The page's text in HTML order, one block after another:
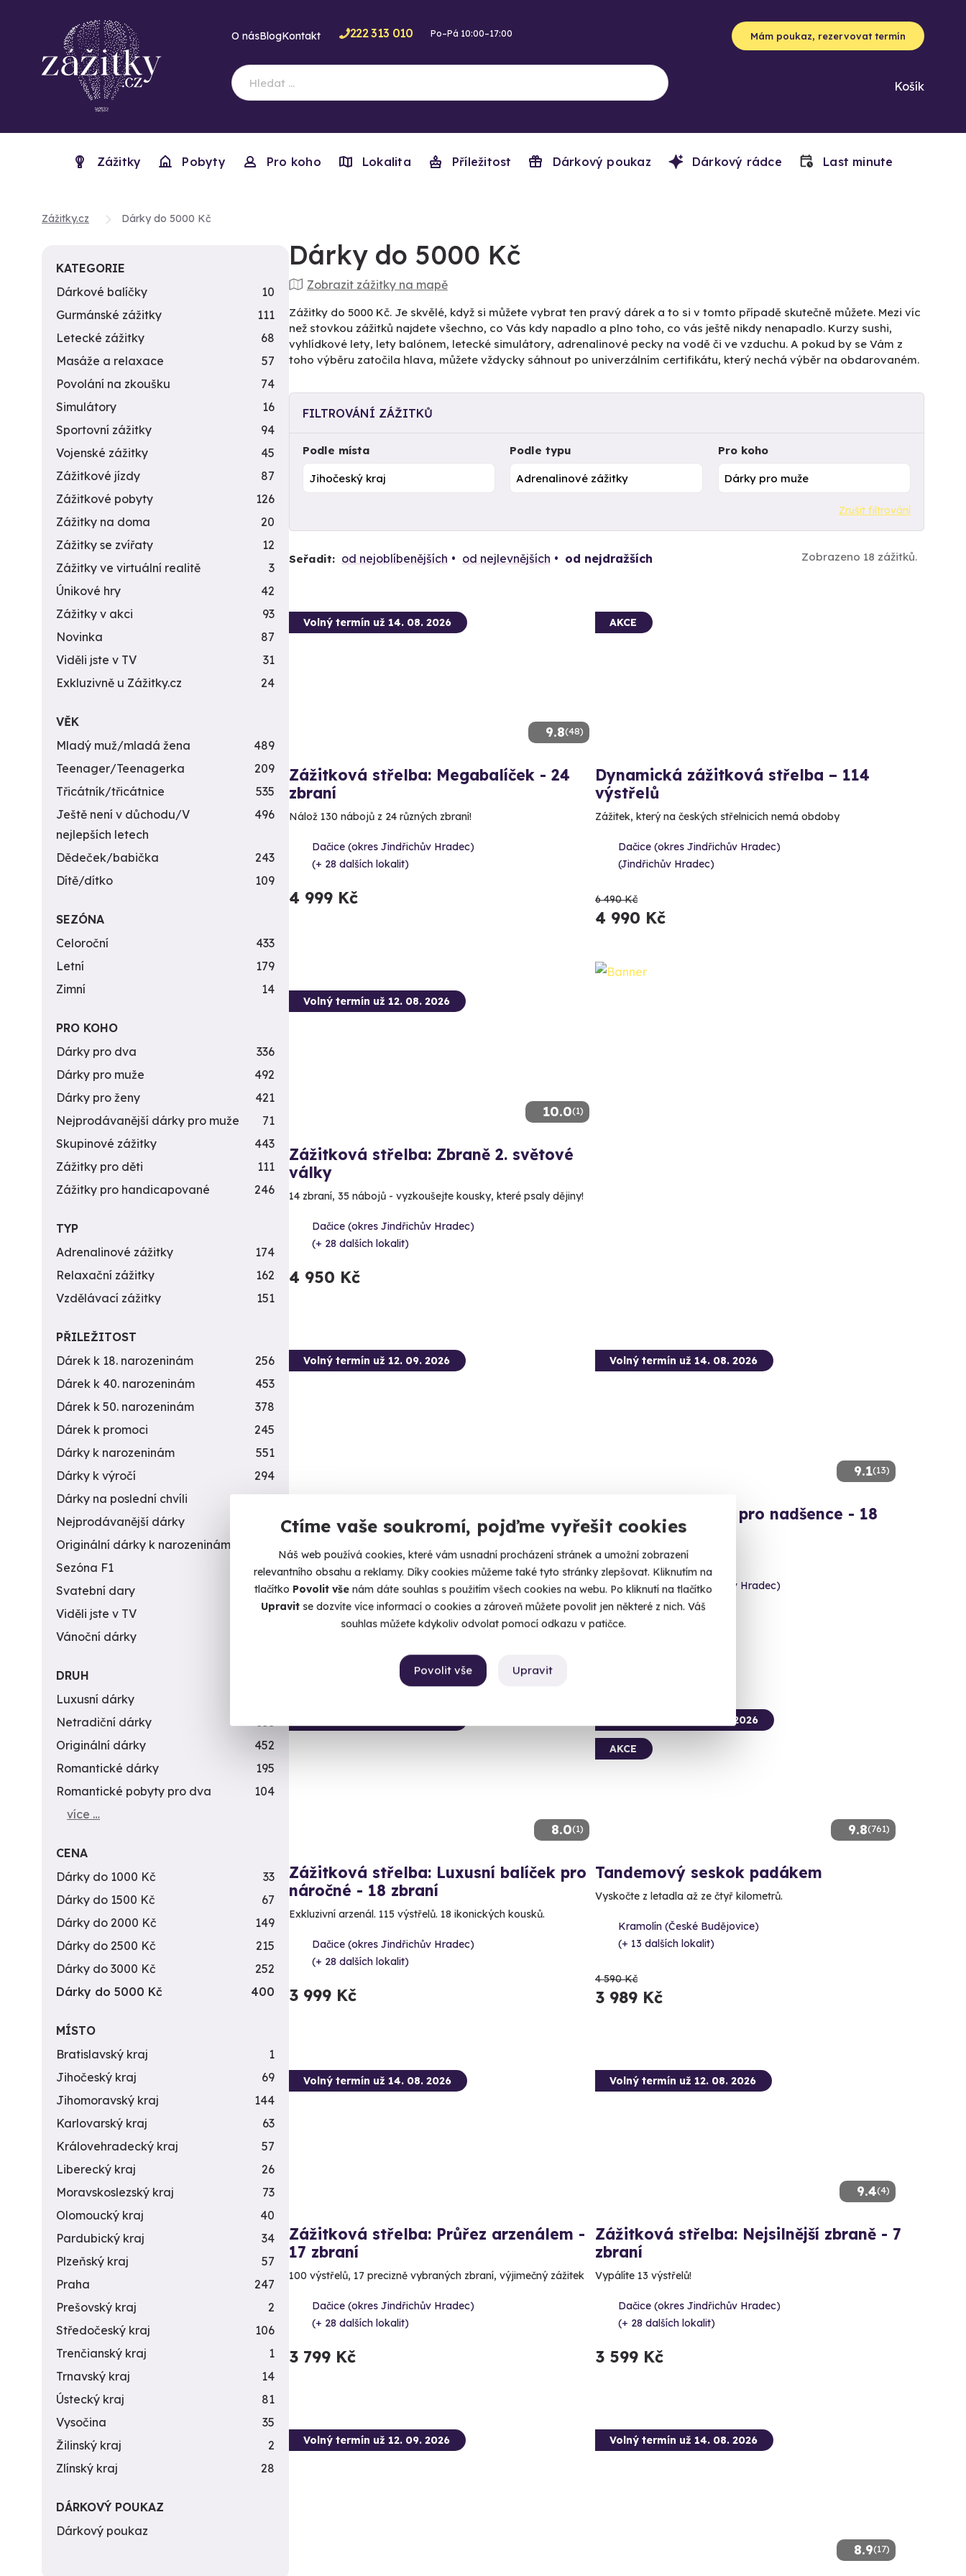
Ctíme vaše soukromí, pojďme vyřešit cookies
Náš web používá cookies, které vám usnadní procházení stránek a umožní zobrazení
relevantního obsahu a reklamy. Díky cookies můžeme také tyto stránky zlepšovat. Kliknutím na
tlačítko Povolit vše nám dáte souhlas s použitím všech cookies na webu. Po kliknutí na tlačítko
Upravitse dozvíte více informací o cookies a zároveň můžete povolit jen některé z nich. Váš
souhlas můžete kdykoliv odvolat pomocí odkazu v patičce.
Upravit
Povolit vše
O násBlogKontakt 222 313 010 Po–Pá 10:00–17:00 Mám poukaz, rezervovat termín
Košík
Zážitky Pobyty Pro koho Lokalita Příležitost Dárkový poukaz Dárkový rádce Last minute
Zážitky.cz Dárky do 5000 Kč
Dárky do 5000 Kč
Zobrazit zážitky na mapě
Zážitky do 5000 Kč. Je skvělé, když si můžete vybrat ten pravý dárek a to si v tomto případě skutečně můžete. Mezi víc
než stovkou zážitků najdete všechno, co Vás kdy napadlo a plno toho, co vás ještě nikdy nenapadlo. Kurzy sushi,
vyhlídkové lety, lety balónem, letecké simulátory, adrenalinové pecky na vodě či ve vzduchu. A pokud by se Vám z
toho výběru zatočila hlava, můžete vždycky sáhnout po univerzálním certifikátu, který nechá výběr na obdarovaném.
FILTROVÁNÍ ZÁŽITKŮ
Podle místa Podle typu Pro koho
Zrušit filtrování
Seřadit: od nejoblíbenějších od nejlevnějších od nejdražších Zobrazeno 18 zážitků.
9.8(48)
Volný termín už 14. 08. 2026
Zážitková střelba: Megabalíček - 24
zbraní
Nálož 130 nábojů z 24 různých zbraní!
Dačice (okres Jindřichův Hradec)
(+ 28 dalších lokalit)
4 999 Kč
AKCE
Dynamická zážitková střelba – 114
výstřelů
Zážitek, který na českých střelnicích nemá obdoby
Dačice (okres Jindřichův Hradec)
(Jindřichův Hradec)
6 490 Kč
4 990 Kč
10.0(1)
Volný termín už 12. 08. 2026
Zážitková střelba: Zbraně 2. světové
války
14 zbraní, 35 nábojů - vyzkoušejte kousky, které psaly dějiny!
Dačice (okres Jindřichův Hradec)
(+ 28 dalších lokalit)
4 950 Kč
Volný termín už 12. 09. 2026
Škola flyboardingu s videorozborem
Zažijte pocit svobody díky Flyboardovému kurzu!
Lipno (Amenity Resort)
(+ 4 další lokality)
4 399 Kč
9.1(13)
Volný termín už 14. 08. 2026
Zážitková střelba pro nadšence - 18
zbraní
Vystřílíte celkem 110 nábojů!
Dačice (okres Jindřichův Hradec)
(+ 28 dalších lokalit)
8.0(1)
Zážitková střelba: Luxusní balíček pro
náročné - 18 zbraní
Exkluzivní arzenál. 115 výstřelů. 18 ikonických kousků.
Dačice (okres Jindřichův Hradec)
(+ 28 dalších lokalit)
3 999 Kč
9.8(761)
Volný termín už 09. 08. 2026
AKCE
Tandemový seskok padákem
Vyskočte z letadla až ze čtyř kilometrů.
Kramolín (České Budějovice)
(+ 13 dalších lokalit)
4 590 Kč
3 989 Kč
Volný termín už 14. 08. 2026
Zážitková střelba: Průřez arzenálem -
17 zbraní
100 výstřelů, 17 precizně vybraných zbraní, výjimečný zážitek
Dačice (okres Jindřichův Hradec)
(+ 28 dalších lokalit)
3 799 Kč
9.4(4)
Volný termín už 12. 08. 2026
Zážitková střelba: Nejsilnější zbraně - 7
zbraní
Vypálíte 13 výstřelů!
Dačice (okres Jindřichův Hradec)
(+ 28 dalších lokalit)
3 599 Kč
Volný termín už 12. 09. 2026
8.9(17)
Volný termín už 14. 08. 2026
KATEGORIE
Dárkové balíčky
10
Gurmánské zážitky
111
Letecké zážitky
68
Masáže a relaxace
57
Povolání na zkoušku
74
Simulátory
16
Sportovní zážitky
94
Vojenské zážitky
45
Zážitkové jízdy
87
Zážitkové pobyty
126
Zážitky na doma
20
Zážitky se zvířaty
12
Zážitky ve virtuální realitě
3
Únikové hry
42
Zážitky v akci
93
Novinka
87
Viděli jste v TV
31
Exkluzivně u Zážitky.cz
24
VĚK
Mladý muž/mladá žena
489
Teenager/Teenagerka
209
Třicátník/třicátnice
535
Ještě není v důchodu/V
nejlepších letech
496
Dědeček/babička
243
Dítě/dítko
109
SEZÓNA
Celoroční
433
Letní
179
Zimní
14
PRO KOHO
Dárky pro dva
336
Dárky pro muže
492
Dárky pro ženy
421
Nejprodávanější dárky pro muže
71
Skupinové zážitky
443
Zážitky pro děti
111
Zážitky pro handicapované
246
TYP
Adrenalinové zážitky
174
Relaxační zážitky
162
Vzdělávací zážitky
151
PŘILEŽITOST
Dárek k 18. narozeninám
256
Dárek k 40. narozeninám
453
Dárek k 50. narozeninám
378
Dárek k promoci
245
Dárky k narozeninám
551
Dárky k výročí
294
Dárky na poslední chvíli
450
Nejprodávanější dárky
Originální dárky k narozeninám
Sezóna F1
4
Svatební dary
196
Viděli jste v TV
31
Vánoční dárky
DRUH
Luxusní dárky
Netradiční dárky
353
Originální dárky
452
Romantické dárky
195
Romantické pobyty pro dva
104
více …
CENA
Dárky do 1000 Kč
33
Dárky do 1500 Kč
67
Dárky do 2000 Kč
149
Dárky do 2500 Kč
215
Dárky do 3000 Kč
252
Dárky do 5000 Kč
400
MÍSTO
Bratislavský kraj
1
Jihočeský kraj
69
Jihomoravský kraj
144
Karlovarský kraj
63
Královehradecký kraj
57
Liberecký kraj
26
Moravskoslezský kraj
73
Olomoucký kraj
40
Pardubický kraj
34
Plzeňský kraj
57
Praha
247
Prešovský kraj
2
Středočeský kraj
106
Trenčianský kraj
1
Trnavský kraj
14
Ústecký kraj
81
Vysočina
35
Žilinský kraj
2
Zlínský kraj
28
DÁRKOVÝ POUKAZ
Dárkový poukaz